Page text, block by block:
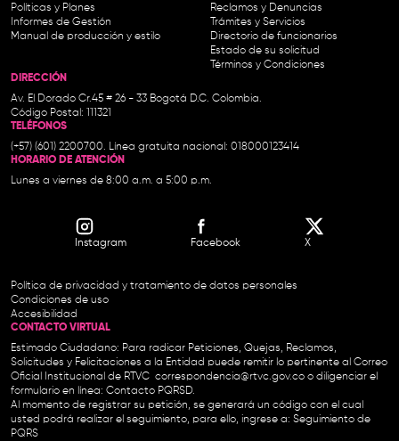
Políticas y Planes
Informes de Gestión
Manual de producción y estilo
Reclamos y Denuncias
Trámites y Servicios
Directorio de funcionarios
Estado de su solicitud
Términos y Condiciones
DIRECCIÓN
Av. El Dorado Cr.45 # 26 - 33 Bogotá D.C. Colombia.
Código Postal: 111321
TELÉFONOS
(+57) (601) 2200700. Línea gratuita nacional: 018000123414
HORARIO DE ATENCIÓN
Lunes a viernes de 8:00 a.m. a 5:00 p.m.
Instagram Facebook X
Política de privacidad y tratamiento de datos personales
Condiciones de uso
Accesibilidad
CONTACTO VIRTUAL
Estimado Ciudadano: Para radicar Peticiones, Quejas, Reclamos,
Solicitudes y Felicitaciones a la Entidad puede remitir lo pertinente al Correo
Oficial Institucional de RTVC correspondencia@rtvc.gov.co o diligenciar el
formulario en línea: Contacto PQRSD.
Al momento de registrar su petición, se generará un código con el cual
usted podrá realizar el seguimiento, para ello, ingrese a: Seguimiento de
PQRS